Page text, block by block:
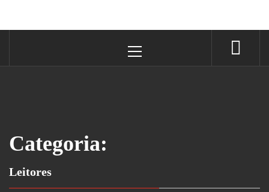
Menu
Categoria:
Leitores